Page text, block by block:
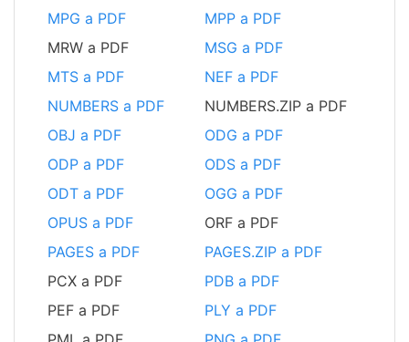
MPG a PDF
MPP a PDF
MRW a PDF
MSG a PDF
MTS a PDF
NEF a PDF
NUMBERS a PDF
NUMBERS.ZIP a PDF
OBJ a PDF
ODG a PDF
ODP a PDF
ODS a PDF
ODT a PDF
OGG a PDF
OPUS a PDF
ORF a PDF
PAGES a PDF
PAGES.ZIP a PDF
PCX a PDF
PDB a PDF
PEF a PDF
PLY a PDF